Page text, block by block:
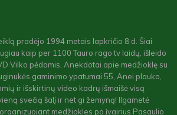
pradėjo 1994 metais lapkričio 8 d. Šiai
kaip per 1100 Tauro rago tv laidų, išleido
Vilko pėdomis, Anekdotai apie medžioklę su
gaminimo ypatumai 55, Anei plauko,
ir išskirtinų video kadrų išmaišė visą
svečią šalį ir net gi žemyną! Ilgametė
medžiokles po įvairius Pasaulio